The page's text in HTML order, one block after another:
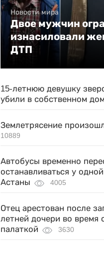
Новости мира
Двое мужчин
изнасиловали
ДТП
15-летнюю девушку
убили в собственном
Землетрясение
10889
Автобусы временно
останавливаться у
Астаны
4005
Отец арестован после
летней дочери во время
палаткой
3630